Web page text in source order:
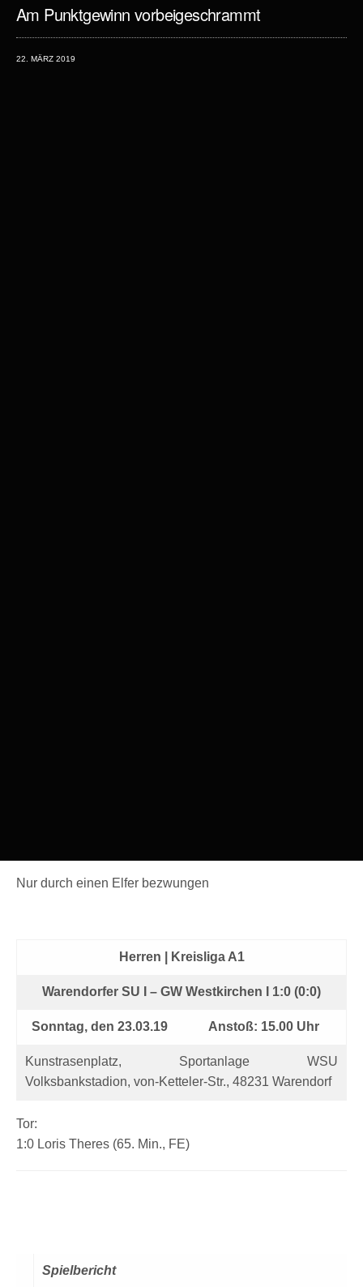
Am Punktgewinn vorbeigeschrammt
22. MÄRZ 2019
Nur durch einen Elfer bezwungen
Herren | Kreisliga A1
Warendorfer SU I – GW Westkirchen I 1:0 (0:0)
Sonntag, den 23.03.19 Anstoß: 15.00 Uhr
Kunstrasenplatz, Sportanlage WSU
Volksbankstadion, von-Ketteler-Str., 48231 Warendorf
Tor:
1:0 Loris Theres (65. Min., FE)
Spielbericht